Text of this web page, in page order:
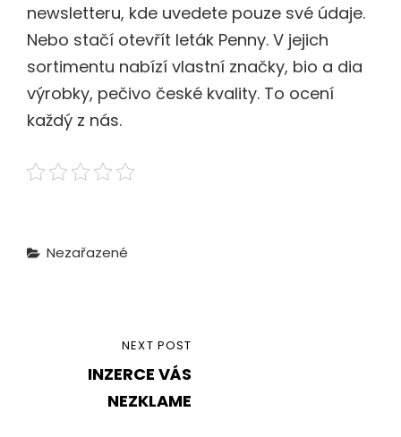
newsletteru, kde uvedete pouze své údaje.
Nebo stačí otevřít leták Penny. V jejich
sortimentu nabízí vlastní značky, bio a dia
výrobky, pečivo české kvality. To ocení
každý z nás.
Categories
Nezařazené
Navigace
příspěvek
NEXT POST
INZERCE VÁS
NEZKLAME